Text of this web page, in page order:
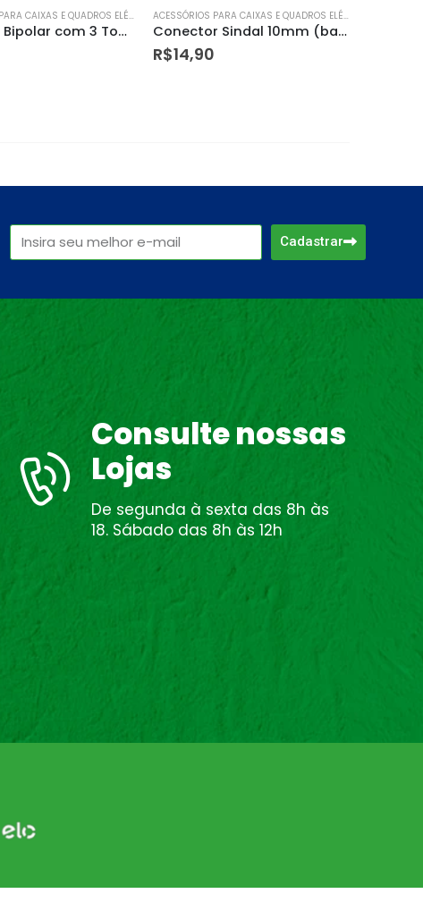
ACESSÓRIOS PARA CAIXAS E QUADROS ELÉTRICOS
Conector Sindal 10mm (barra)
ACESSÓRIOS PARA CAIXAS E QUADROS ELÉTRICOS
Mangueira Led Luminosa 10mm Branca Quente 24 Leds Lumanti
R$8,50
Cadastrar
Consulte nossas
Lojas
De segunda à sexta das 8h às
18. Sábado das 8h às 12h